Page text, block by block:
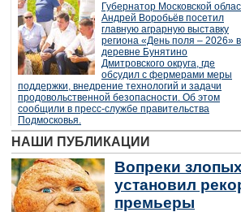
Губернатор Московской
Андрей Воробьёв посетил
главную аграрную выставку
региона «День поля – 2026» в
деревне Бунятино
Дмитровского округа, где
обсудил с фермерами меры
поддержки, внедрение технологий и задачи
продовольственной безопасности. Об этом
сообщили в пресс-службе правительства
Подмосковья.
НАШИ ПУБЛИКАЦИИ
Вопреки
установил
премьеры